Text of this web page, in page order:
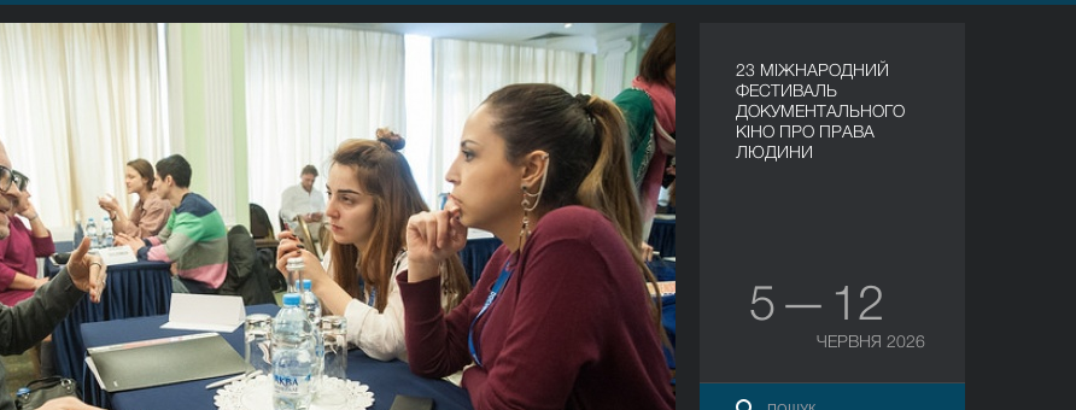
23 МІЖНАРОДНИЙ
ФЕСТИВАЛЬ
ДОКУМЕНТАЛЬНОГО
КІНО ПРО ПРАВА
ЛЮДИНИ
5 — 12
ЧЕРВНЯ 2026